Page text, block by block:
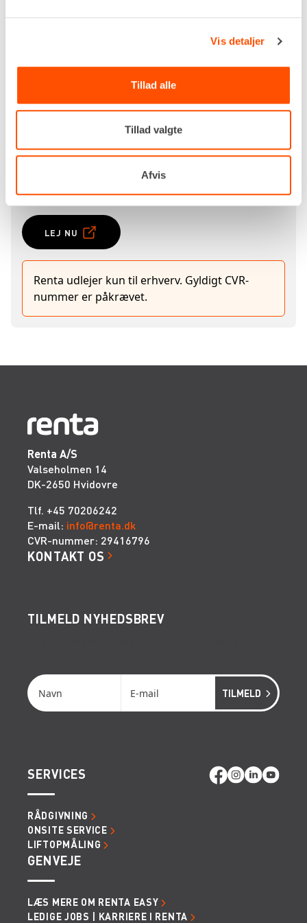
Vis detaljer
Tillad alle
Tillad valgte
Afvis
Lej en barrel til publikumshegn hos Renta og få en
afspærringsudstyr. Kontakt dinnærmeste Renta-
for booking og mere information.
Specifikationer
Kapacitet
500 kg
LEJ NU
Renta udlejer kun til erhverv. Gyldigt CVR-
nummer er påkrævet.
Renta A/S
Valseholmen 14
DK-2650 Hvidovre
Tlf. +45 70206242
E-mail: info@renta.dk
CVR-nummer: 29416796
KONTAKT OS
TILMELD NYHEDSBREV
SERVICES
RÅDGIVNING
ONSITE SERVICE
LIFTOPMÅLING
GENVEJE
LÆS MERE OM RENTA EASY
LEDIGE JOBS | KARRIERE I RENTA